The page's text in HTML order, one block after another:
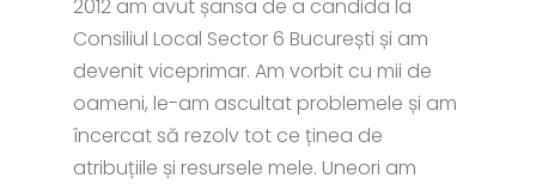
2012 am avut șansa de a candida la
Consiliul Local Sector 6 București și am
devenit viceprimar. Am vorbit cu mii de
oameni, le-am ascultat problemele și am
încercat să rezolv tot ce ținea de
atribuțiile și resursele mele. Uneori am